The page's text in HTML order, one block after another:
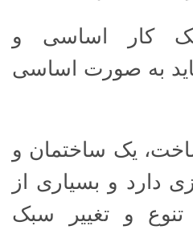
یک کار اساسی و
به صورت اساسی
یک ساختمان و
دارد و بسیاری از
تنوع و تغییر سبک